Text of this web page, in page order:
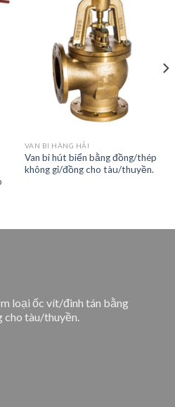
VAN BI HÀNG HẢI
Van bi hút biển bằng đồng/thép
không gỉ/đồng cho tàu/thuyền.
loại ốc vít/đinh tán bằng
tàu/thuyền.